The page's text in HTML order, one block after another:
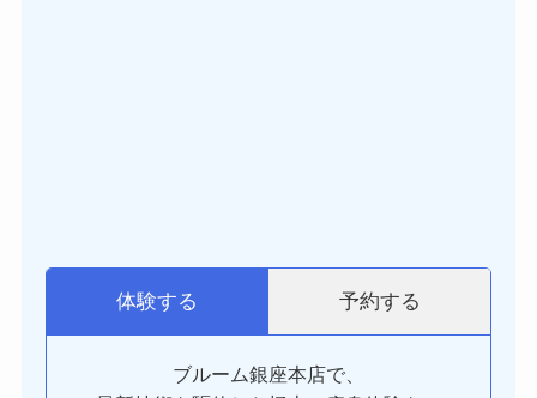
体験する 予約する
ブルーム銀座本店で、